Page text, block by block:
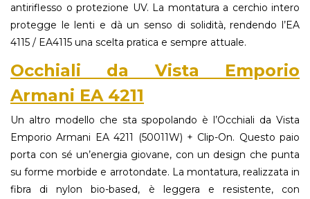
antiriflesso o protezione UV. La montatura a cerchio intero
protegge le lenti e dà un senso di solidità, rendendo l’EA
4115 / EA4115 una scelta pratica e sempre attuale.
Occhiali da Vista Emporio
Armani EA 4211
Un altro modello che sta spopolando è l’Occhiali da Vista
Emporio Armani EA 4211 (50011W) + Clip-On. Questo paio
porta con sé un’energia giovane, con un design che punta
su forme morbide e arrotondate. La montatura, realizzata in
fibra di nylon bio-based, è leggera e resistente, con